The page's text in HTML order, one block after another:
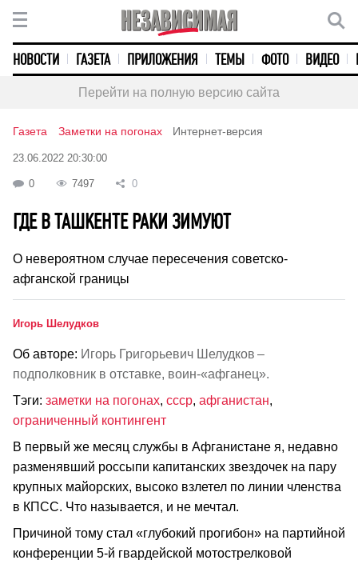
НОВОСТИ ГАЗЕТА ПРИЛОЖЕНИЯ ТЕМЫ ФОТО ВИДЕО
Перейти на полную версию сайта
Газета Заметки на погонах Интернет-версия
23.06.2022 20:30:00
0 7497 0
ГДЕ В ТАШКЕНТЕ РАКИ ЗИМУЮТ
О невероятном случае пересечения советско-
афганской границы
Игорь Шелудков
Об авторе: Игорь Григорьевич Шелудков –
подполковник в отставке, воин-«афганец».
Тэги: заметки на погонах, ссср, афганистан,
ограниченный контингент
В первый же месяц службы в Афганистане я, недавно
разменявший россыпи капитанских звездочек на пару
крупных майорских, высоко взлетел по линии членства
в КПСС. Что называется, и не мечтал.
Причиной тому стал «глубокий прогибон» на партийной
конференции 5-й гвардейской мотострелковой